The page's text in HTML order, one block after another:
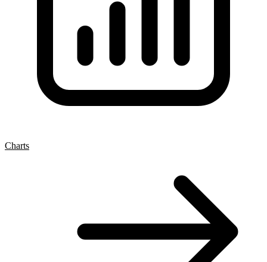
Charts